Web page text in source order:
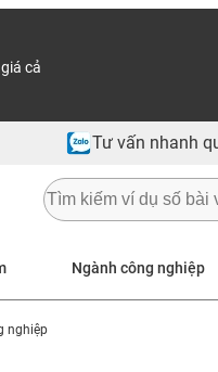
cả
Tư vấn nhanh
Ngành công nghiệp
nghiệp